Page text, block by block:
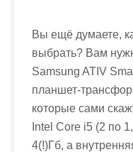
Вы ещё думаете,
выбрать? Вам
Samsung ATIV
планшет-
которые сами
Intel Core i5 (2 по
4(!)Гб, а